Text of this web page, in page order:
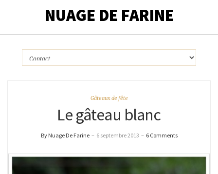
NUAGE DE FARINE
Gâteaux de fête
Le gâteau blanc
By Nuage De Farine – 6 septembre 2013 – 6 Comments